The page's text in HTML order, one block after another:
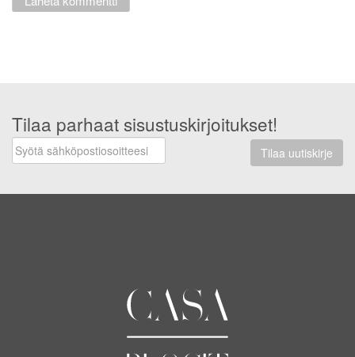
Tilaa parhaat sisustuskirjoitukset!
Tilaa uutiskirje